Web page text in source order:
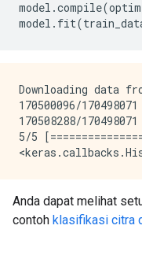
model .compile(
model . fit(
Downloading data
170500096/
170508288/
5/5
Anda dapat melihat
contoh klasifikasi citra